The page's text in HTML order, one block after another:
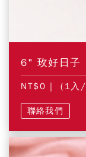
6" 玫好日子
NT$0 | (1入/
聯絡我們